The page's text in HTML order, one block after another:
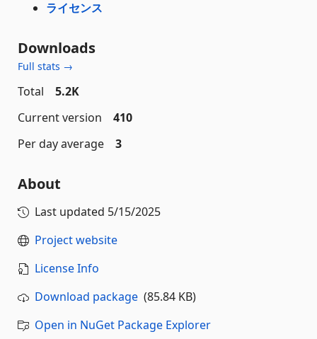
ライセンス
Downloads
Full stats →
Total
5.2K
Current version
410
Per day average
3
About
Last updated 5/15/2025
Project website
License Info
Download package (85.84 KB)
Open in NuGet Package Explorer